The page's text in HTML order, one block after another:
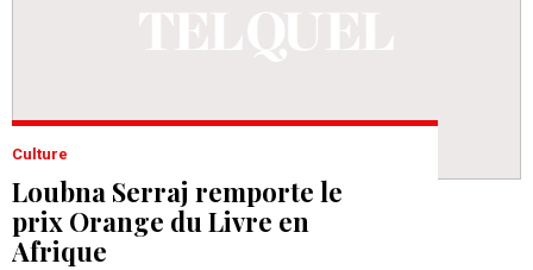
Culture
Loubna Serraj remporte le
prix Orange du Livre en
Afrique